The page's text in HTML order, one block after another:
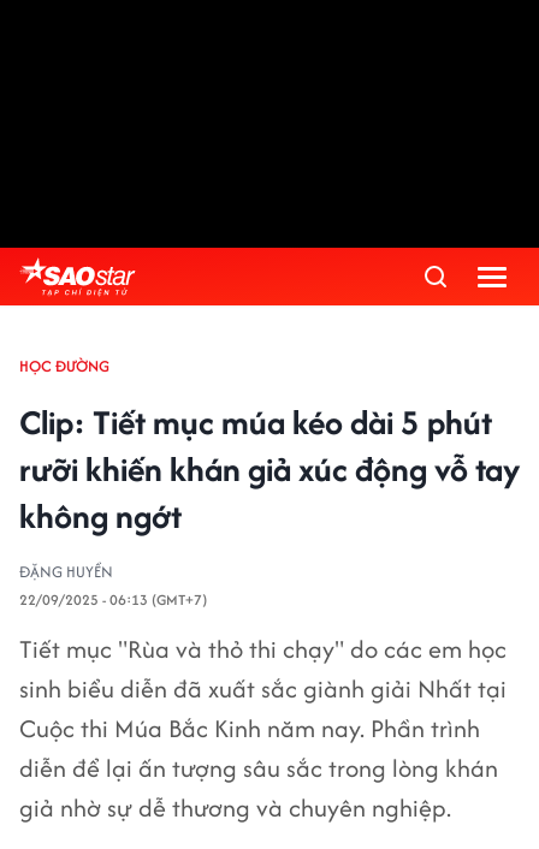
HỌC ĐƯỜNG
Clip: Tiết mục múa kéo dài 5 phút
rưỡi khiến khán giả xúc động vỗ tay
không ngớt
ĐẶNG HUYỀN
22/09/2025 - 06:13 (GMT+7)
Tiết mục "Rùa và thỏ thi chạy" do các em học
sinh biểu diễn đã xuất sắc giành giải Nhất tại
Cuộc thi Múa Bắc Kinh năm nay. Phần trình
diễn để lại ấn tượng sâu sắc trong lòng khán
giả nhờ sự dễ thương và chuyên nghiệp.